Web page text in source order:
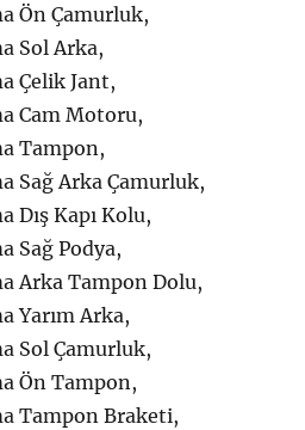
Ön Çamurluk,
Sol Arka,
Çelik Jant,
Cam Motoru,
Tampon,
Sağ Arka Çamurluk,
Dış Kapı Kolu,
Sağ Podya,
Arka Tampon Dolu,
Yarım Arka,
Sol Çamurluk,
Ön Tampon,
Tampon Braketi,